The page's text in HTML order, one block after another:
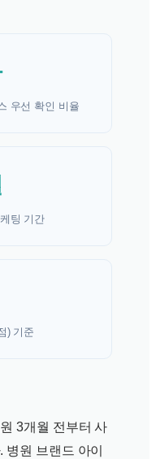
우선 확인 비율
팅 기간
) 기준
3개월 전부터 사
원 브랜드 아이